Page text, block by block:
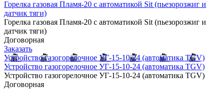
Горелка газовая Пламя-20 с автоматикой Sit (пьезорозжиг и
датчик тяги)
Горелка газовая Пламя-20 с автоматикой Sit (пьезорозжиг и
датчик тяги)
Договорная
Заказать
Устройство газогорелочное УГ-15-10-24 (автоматика TGV)
Устройство газогорелочное УГ-15-10-24 (автоматика TGV)
Устройство газогорелочное УГ-15-10-24 (автоматика TGV)
Договорная